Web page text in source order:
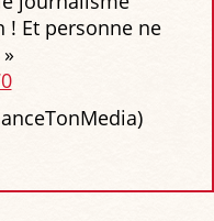
Et personne ne